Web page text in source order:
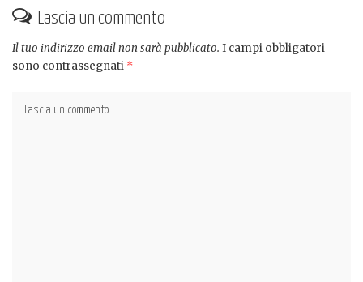
Lascia un commento
Il tuo indirizzo email non sarà pubblicato. I campi obbligatori
sono contrassegnati *